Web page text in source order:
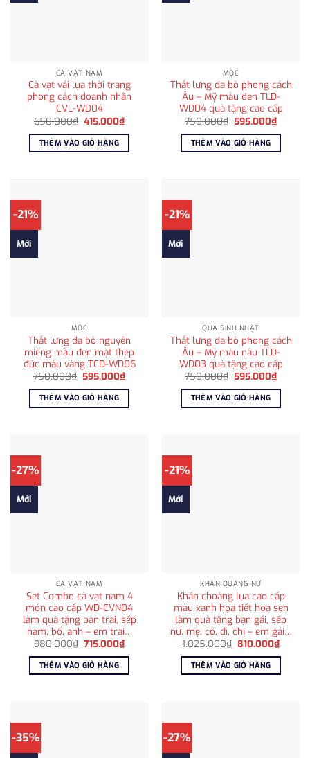
CÀ VẠT NAM
Cà vạt vải lụa thời trang
phong cách doanh nhân
CVL-WD04
650.000₫ Giá
là:
650.000₫.
415.000₫Giá
hiện
tại
415.000₫.
THÊM VÀO GIỎ HÀNG
MỘC
Thắt lưng da bò phong cách
Âu – Mỹ màu đen TLD-
WD04 quà tặng cao cấp
750.000₫ Giá
là:
750.000₫.
595.000₫Giá
hiện
tại
THÊM VÀO GIỎ HÀNG
-21%
Mới
MỘC
Thắt lưng da bò nguyên
miếng màu đen mặt thép
đúc màu vàng TCD-WD06
750.000₫ Giá
là:
750.000₫.
595.000₫Giá
tại
595.000₫.
THÊM VÀO GIỎ HÀNG
-21%
Mới
QUÀ SINH NHẬT
Thắt lưng da bò phong cách
Âu – Mỹ màu nâu TLD-
WD03 quà tặng cao cấp
750.000₫ Giá
là:
750.000₫.
595.000₫Giá
tại
THÊM VÀO GIỎ HÀNG
-27%
Mới
CÀ VẠT NAM
Set Combo cà vạt nam 4
món cao cấp WD-CVN04
làm quà tặng bạn trai, sếp
nam, bố, anh – em trai…
980.000₫ Giá
là:
980.000₫.
715.000₫Giá
hiện
tại
715.000₫.
THÊM VÀO GIỎ HÀNG
-21%
Mới
KHĂN QUÀNG NỮ
Khăn choàng lụa cao cấp
màu xanh họa tiết hoa sen
làm quà tặng bạn gái, sếp
nữ, mẹ, cô, dì, chị – em gái…
1.025.000₫ Giá
là:
1.025.000₫.
810.000₫Giá
hiện
tại
THÊM VÀO GIỎ HÀNG
-35% -27%